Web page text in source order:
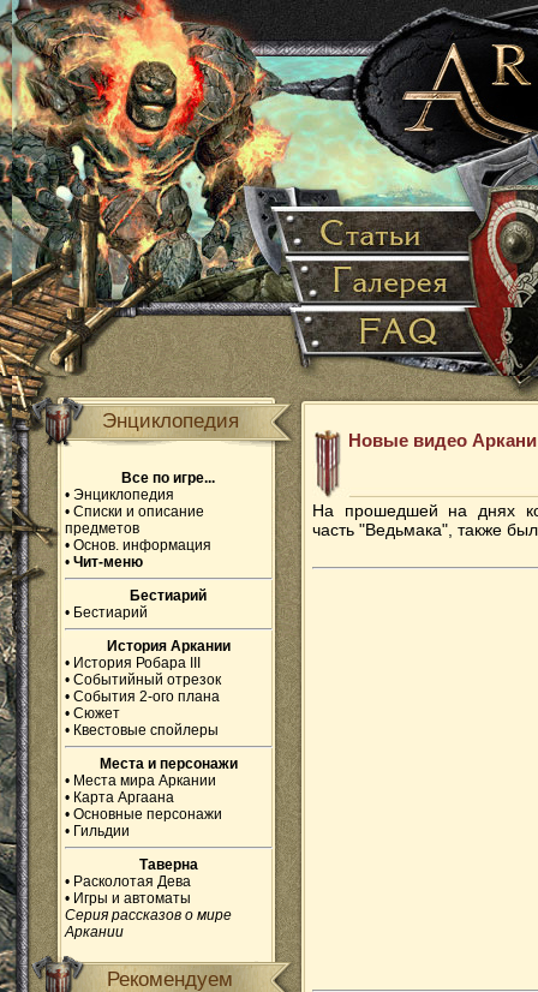
Энциклопедия
Все по игре...
• Энциклопедия
• Списки и описание
предметов
• Основ. информация
• Чит-меню
Бестиарий
• Бестиарий
История Аркании
• История Робара III
• Событийный отрезок
• События 2-ого плана
• Сюжет
• Квестовые спойлеры
Места и персонажи
• Места мира Аркании
• Карта Аргаана
• Основные персонажи
• Гильдии
Таверна
• Расколотая Дева
• Игры и автоматы
Серия рассказов о мире
Аркании
Рекомендуем
Новые видео
На прошедшей на днях
часть "Ведьмака", также